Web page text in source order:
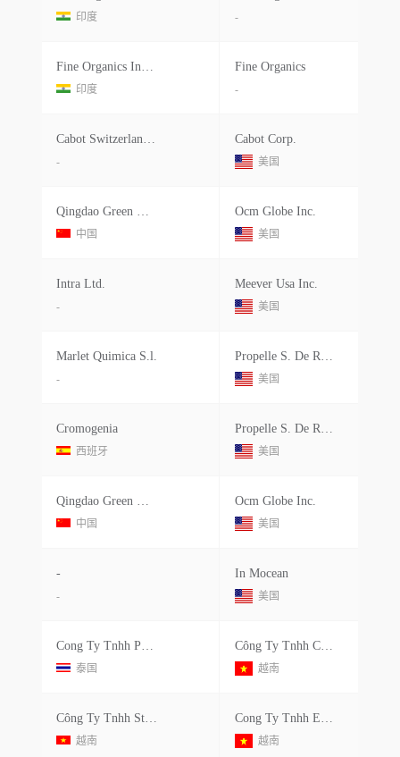
印度 -
Fine Organics Industries
印度
Fine Organics
-
Cabot Switzerland Gmbh
-
Cabot Corp.
美国
Qingdao Green Market Trading
中国
Ocm Globe Inc.
美国
Intra Ltd.
-
Meever Usa Inc.
美国
Marlet Quimica S.l.
-
Propelle S. De R.l. De C.v.
美国
Cromogenia
西班牙
Propelle S. De R.l. De C.v.
美国
Qingdao Green Market Trading
中国
Ocm Globe Inc.
美国
-
-
In Mocean
美国
Cong Ty Tnhh Phat Trien Nang Luong Moi Nam Bo
泰国
Công Ty Tnhh Chuang Yuan Việt Nam
越南
Công Ty Tnhh Sth Vina
越南
Cong Ty Tnhh Esd Work Vina
越南